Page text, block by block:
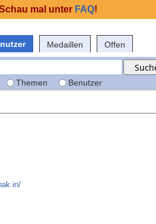
Medaillen Offen
Themen Benutzer
mal unter FAQ!